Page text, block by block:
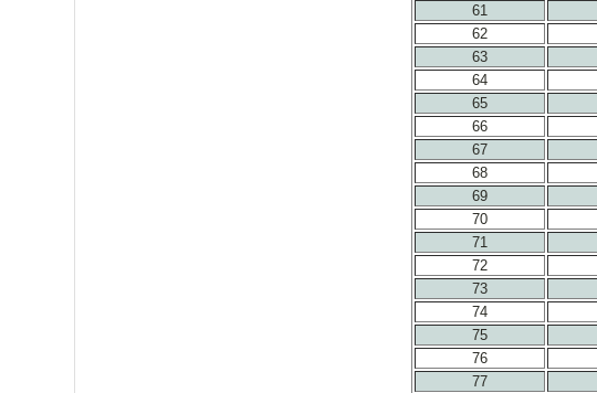
61
62
63
64
65
66
67
68
69
70
71
72
73
74
75
76
77